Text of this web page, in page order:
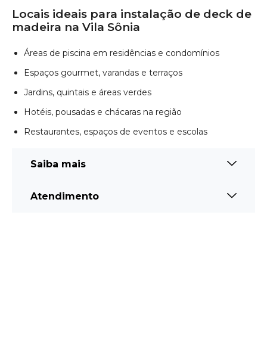
Locais ideais para instalação de deck de
madeira na Vila Sônia
Áreas de piscina em residências e condomínios
Espaços gourmet, varandas e terraços
Jardins, quintais e áreas verdes
Hotéis, pousadas e chácaras na região
Restaurantes, espaços de eventos e escolas
Saiba mais
Atendimento